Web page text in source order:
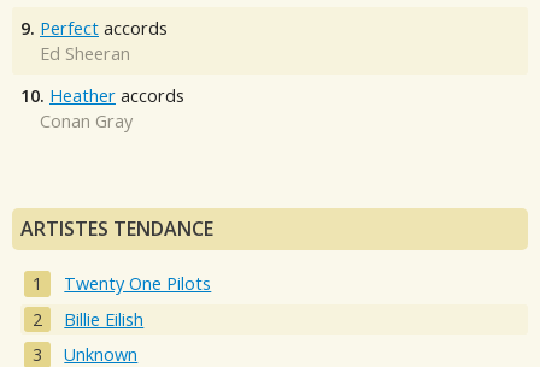
9. Perfect accords
Ed Sheeran
10. Heather accords
Conan Gray
ARTISTES TENDANCE
Twenty One Pilots
Billie Eilish
Unknown